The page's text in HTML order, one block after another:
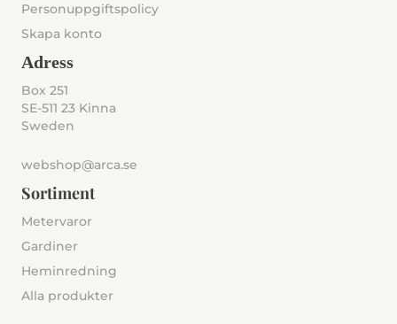
Personuppgiftspolicy
Skapa konto
Adress
Box 251
SE-511 23 Kinna
Sweden
webshop@arca.se
Sortiment
Metervaror
Gardiner
Heminredning
Alla produkter